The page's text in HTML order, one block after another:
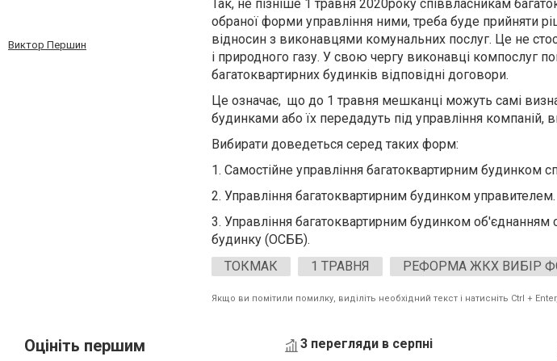
Виктор Першин
Так, не пізніше 1 травня 2020року співвласникам
обраної форми управління ними, треба буде прийняти
відносин з виконавцями комунальних послуг. Це не
і природного газу. У свою чергу виконавці компослуг
багатоквартирних будинків відповідні договори.
Це означає, що до 1 травня мешканці можуть самі
будинками або їх передадуть під управління компаній,
Вибирати доведеться серед таких форм:
1. Самостійне управління багатоквартирним будинком
2. Управління багатоквартирним будинком управителем.
3. Управління багатоквартирним будинком об'єднанням
будинку (ОСББ).
ТОКМАК
1 ТРАВНЯ РЕФОРМА ЖКХ ВИБІР
Якщо ви помітили помилку, виділіть необхідний текст і натисніть Ctrl +
Оцініть першим 3 перегляди в серпні